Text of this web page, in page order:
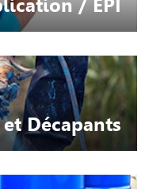
/ EPI
Décapants